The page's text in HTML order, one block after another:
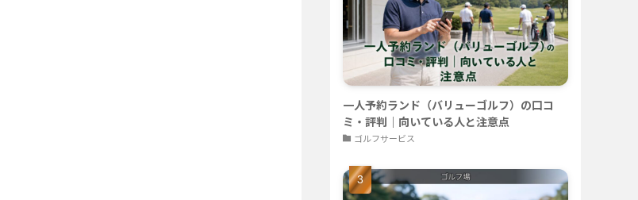
一人予約ランド（バリューゴルフ）の口コ
ミ・評判｜向いている人と注意点
ゴルフサービス